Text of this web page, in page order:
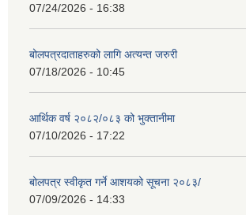
07/24/2026 - 16:38
बोलपत्रदाताहरुको लागि अत्यन्त जरुरी
07/18/2026 - 10:45
आर्थिक वर्ष २०८२/०८३ को भुक्तानीमा
07/10/2026 - 17:22
बोलपत्र स्वीकृत गर्ने आशयको सूचना २०८३/
07/09/2026 - 14:33